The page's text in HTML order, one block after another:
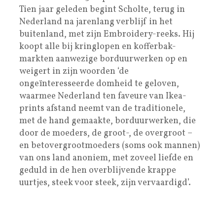
Tien jaar geleden begint Scholte, terug in
Nederland na jarenlang verblijf in het
buitenland, met zijn Embroidery-reeks. Hij
koopt alle bij kringlopen en kofferbak-
markten aanwezige borduurwerken op en
weigert in zijn woorden ‘de
ongeïnteresseerde domheid te geloven,
waarmee Nederland ten faveure van Ikea-
prints afstand neemt van de traditionele,
met de hand gemaakte, borduurwerken, die
door de moeders, de groot-, de overgroot –
en betovergrootmoeders (soms ook mannen)
van ons land anoniem, met zoveel liefde en
geduld in de hen overblijvende krappe
uurtjes, steek voor steek, zijn vervaardigd’.